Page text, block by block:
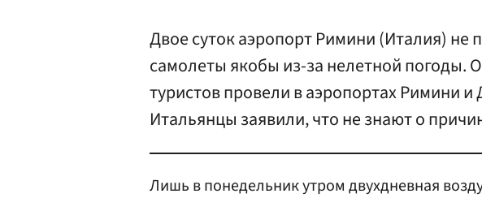
Двое суток аэропорт Римини (Италия) не
самолеты якобы из-за нелетной погоды.
туристов провели в аэропортах Римини
Итальянцы заявили, что не знают о
Лишь в понедельник утром двухдневная